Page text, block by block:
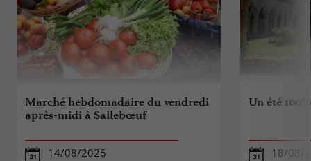
Marché hebdomadaire du vendredi
après-midi à Sallebœuf
14/08/2026
Un été
18/08/